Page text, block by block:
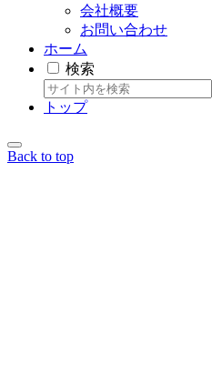
会社概要
お問い合わせ
ホーム
検索
トップ
Back to top